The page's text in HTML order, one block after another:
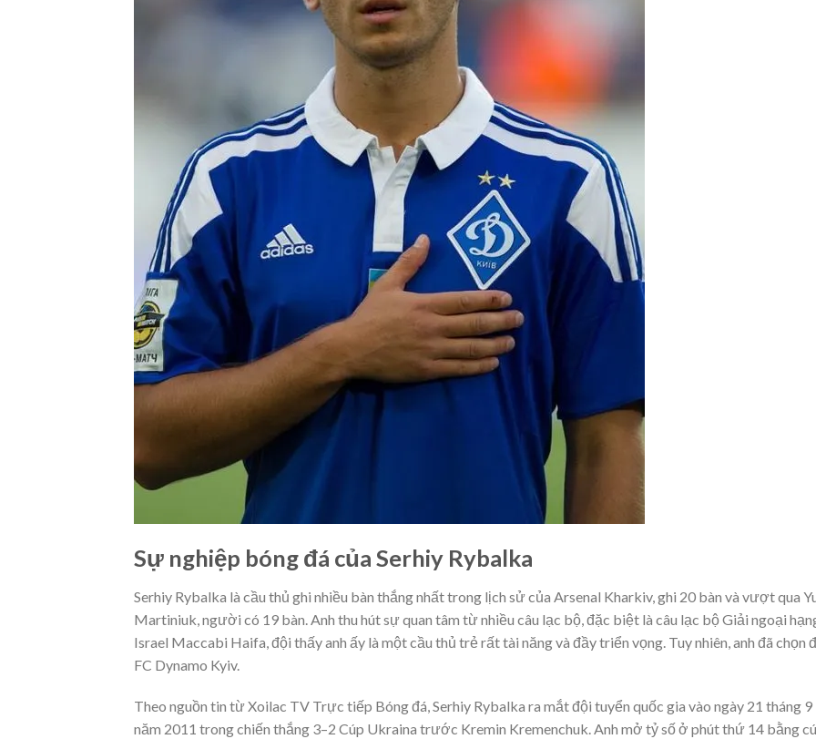
Sự nghiệp bóng đá của Serhiy Rybalka
Serhiy Rybalka là cầu thủ ghi nhiều bàn thắng nhất trong lịch sử của Arsenal Kharkiv, ghi 20 bàn và vượt qua
Martiniuk, người có 19 bàn. Anh thu hút sự quan tâm từ nhiều câu lạc bộ, đặc biệt là câu lạc bộ Giải ngoại
Israel Maccabi Haifa, đội thấy anh ấy là một cầu thủ trẻ rất tài năng và đầy triển vọng. Tuy nhiên, anh đã chọn
FC Dynamo Kyiv.
Theo nguồn tin từ Xoilac TV Trực tiếp Bóng đá, Serhiy Rybalka ra mắt đội tuyển quốc gia vào ngày 21 tháng 9
năm 2011 trong chiến thắng 3–2 Cúp Ukraina trước Kremin Kremenchuk. Anh mở tỷ số ở phút thứ 14 bằng cú